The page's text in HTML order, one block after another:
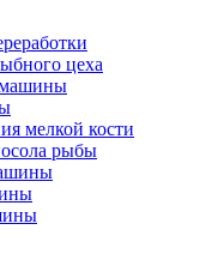
цеха
машины
мелкой кости
рыбы